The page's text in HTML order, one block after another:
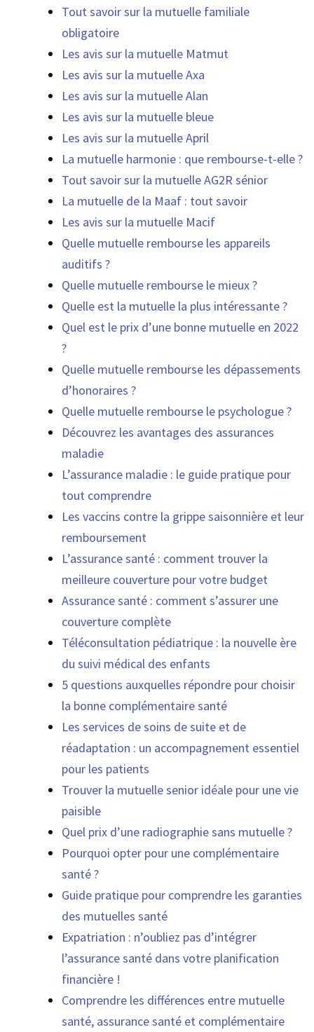
Tout savoir sur la mutuelle familiale
obligatoire
Les avis sur la mutuelle Matmut
Les avis sur la mutuelle Axa
Les avis sur la mutuelle Alan
Les avis sur la mutuelle bleue
Les avis sur la mutuelle April
La mutuelle harmonie : que rembourse-t-elle ?
Tout savoir sur la mutuelle AG2R sénior
La mutuelle de la Maaf : tout savoir
Les avis sur la mutuelle Macif
Quelle mutuelle rembourse les appareils
auditifs ?
Quelle mutuelle rembourse le mieux ?
Quelle est la mutuelle la plus intéressante ?
Quel est le prix d’une bonne mutuelle en 2022
?
Quelle mutuelle rembourse les dépassements
d’honoraires ?
Quelle mutuelle rembourse le psychologue ?
Découvrez les avantages des assurances
maladie
L’assurance maladie : le guide pratique pour
tout comprendre
Les vaccins contre la grippe saisonnière et leur
remboursement
L’assurance santé : comment trouver la
meilleure couverture pour votre budget
Assurance santé : comment s’assurer une
couverture complète
Téléconsultation pédiatrique : la nouvelle ère
du suivi médical des enfants
5 questions auxquelles répondre pour choisir
la bonne complémentaire santé
Les services de soins de suite et de
réadaptation : un accompagnement essentiel
pour les patients
Trouver la mutuelle senior idéale pour une vie
paisible
Quel prix d’une radiographie sans mutuelle ?
Pourquoi opter pour une complémentaire
santé ?
Guide pratique pour comprendre les garanties
des mutuelles santé
Expatriation : n’oubliez pas d’intégrer
l’assurance santé dans votre planification
financière !
Comprendre les différences entre mutuelle
santé, assurance santé et complémentaire